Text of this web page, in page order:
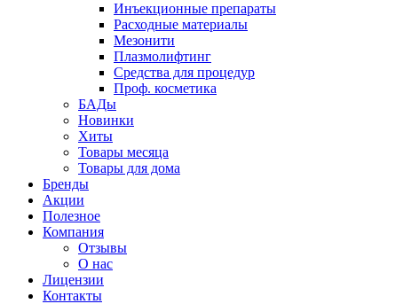
Инъекционные препараты
Расходные материалы
Мезонити
Плазмолифтинг
Средства для процедур
Проф. косметика
БАДы
Новинки
Хиты
Товары месяца
Товары для дома
Бренды
Акции
Полезное
Компания
Отзывы
О нас
Лицензии
Контакты